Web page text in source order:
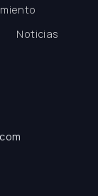
Noticias